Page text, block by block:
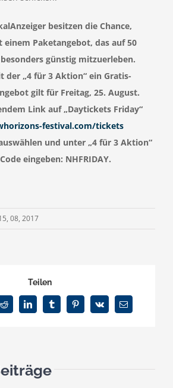
besitzen die Chance,
einem Paketangebot, das auf 50
günstig mitzuerleben.
der „4 für 3 Aktion“ ein Gratis-
gilt für Freitag, 25. August.
Link auf „Daytickets Friday“
festival.com/tickets
und unter „4 für 3 Aktion“
eingeben: NHFRIDAY.
08, 2017
Teilen
Reddit LinkedInTumblrPinterest
Vk
E-
Mail